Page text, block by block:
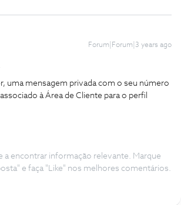
Forum|Forum|3 years ago
uma mensagem privada com o seu número
à Área de Cliente para o perfil
a encontrar informação relevante. Marque
e faça "Like" nos melhores comentários.